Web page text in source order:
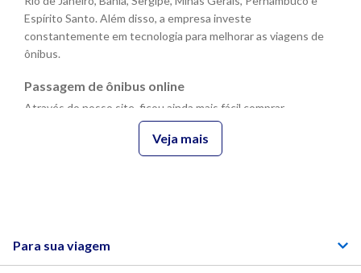
Posso viajar com meu animal de estimação?
viajar?
Com quanto tempo de antecedência devo
Espírito Santo. Além disso, a empresa investe
constantemente em tecnologia para melhorar as viagens de
ônibus.
Passagem de ônibus online
Através do nosso site, ficou ainda mais fácil comprar
passagem de ônibus online! Você pode viajar com a Passagem
Digital sem precisar imprimir, ou ir até uma agência para validá-
la.O procedimento é simples, basta apresentar o QR Code no
E os benefícios de viajar com a Águia Branca não param por aí.
Segurança e conforto são primordiais e nossos ônibus foram
Veja mais
Para sua viagem